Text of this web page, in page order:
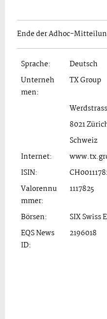
Ende der Adhoc-
Sprache:
Deutsch
Unterneh
men:
TX Group
8021
Schweiz
Internet:
ISIN:
Valorennu
mmer:
1117825
Börsen:
SIX Swiss
EQS News
ID:
2196018